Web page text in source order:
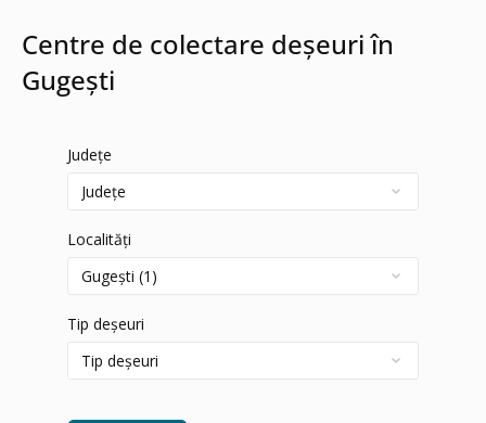
Centre de colectare deșeuri în
Gugești
Județe
Localități
Tip deșeuri